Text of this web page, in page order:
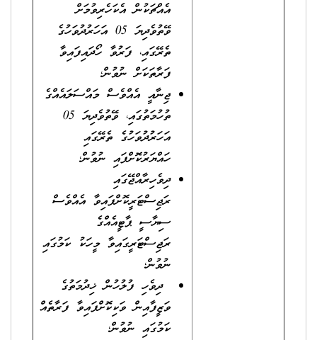
އެއްޗަކުން އެކަހެރިވުމަށް
ވޭތުވެދިޔަ 05 އަހަރުދުވަހުގެ
ތެރޭގައި، ފަރުވާ ހޯދައިފައިވާ
ފަރާތަކަށް ނުވުން؛
ޖިނާއީ އެއްވެސް މައްސަލައެއްގެ
ތުހުމަތުގައި، ވޭތުވެދިޔަ 05
އަހަރުދުވަހުގެ ތެރޭގައި
ހައްޔަރުކޮށްފައި ނުވުން؛
ދިވެހިރާއްޖޭގައި
ރަޖިސްޓަރީކޮށްފައިވާ އެއްވެސް
ސިޔާސީ ޕާޓީއެއްގެ
ރަޖިސްޓަރީގައިވާ މީހަކު ކަމުގައި
ނުވުން؛
ދިވެހި ފުލުހުން ޚިދުމަތުގެ
ވަޒީފާއިން ވަކިކޮށްފައިވާ ފަރާތެއް
ކަމުގައި ނުވުން؛